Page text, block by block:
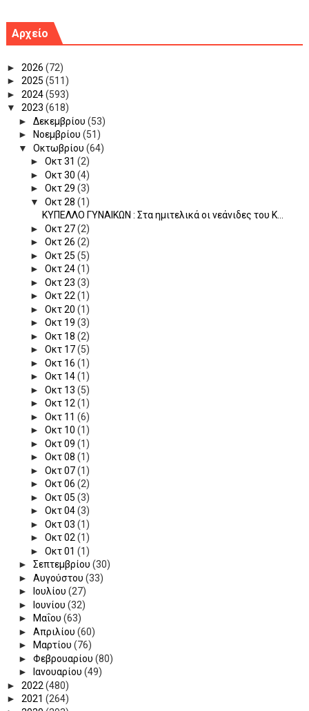
Αρχείο
► 2026 (72)
► 2025 (511)
► 2024(593)
▼ 2023 (618)
► Δεκεμβρίου (53)
►
Νοεμβρίου (51)
▼ Οκτωβρίου (64)
► Οκτ 31 (2)
► Οκτ 30 (4)
► Οκτ 29 (3)
▼ Οκτ 28 (1)
ΚΥΠΕΛΛΟ ΓΥΝΑΙΚΩΝ : Στα ημιτελικά οι νεάνιδες του Κ...
► Οκτ 27(2)
► Οκτ 26 (2)
► Οκτ 25 (5)
► Οκτ 24(1)
► Οκτ 23 (3)
► Οκτ 22(1)
► Οκτ 20 (1)
► Οκτ 19 (3)
► Οκτ 18 (2)
► Οκτ 17(5)
► Οκτ 16 (1)
► Οκτ 14(1)
► Οκτ 13 (5)
► Οκτ 12(1)
► Οκτ 11 (6)
► Οκτ 10 (1)
► Οκτ 09 (1)
► Οκτ 08 (1)
► Οκτ 07(1)
► Οκτ 06 (2)
► Οκτ 05 (3)
► Οκτ 04(3)
► Οκτ 03 (1)
► Οκτ 02(1)
► Οκτ 01 (1)
► Σεπτεμβρίου (30)
► Αυγούστου (33)
►
Ιουλίου (27)
►
Ιουνίου (32)
►
Μαΐου (63)
► Απριλίου (60)
►
Μαρτίου (76)
► Φεβρουαρίου (80)
►
Ιανουαρίου (49)
► 2022 (480)
► 2021 (264)